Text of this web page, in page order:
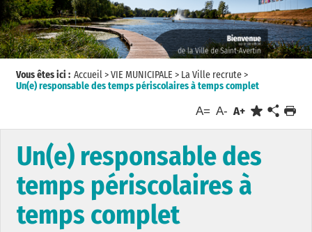
Vous êtes ici : Accueil>VIE MUNICIPALE > La Ville recrute>
Un(e) responsable des temps périscolaires à temps complet
A= A- A+
Un(e) responsable des
temps périscolaires à
temps complet